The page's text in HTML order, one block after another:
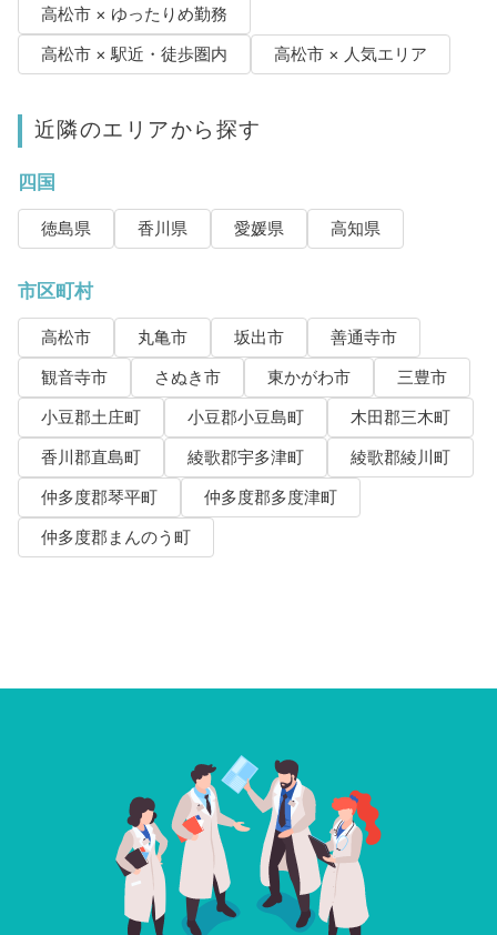
高松市 × ゆったりめ勤務
高松市 × 駅近・徒歩圏内
高松市 × 人気エリア
近隣のエリアから探す
四国
徳島県 香川県 愛媛県 高知県
市区町村
高松市 丸亀市 坂出市
善通寺市
観音寺市
さぬき市 東かがわ市
三豊市
小豆郡土庄町
小豆郡小豆島町
木田郡三木町
香川郡直島町
綾歌郡宇多津町
綾歌郡綾川町
仲多度郡琴平町
仲多度郡多度津町
仲多度郡まんのう町